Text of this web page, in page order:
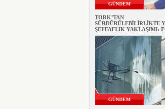
GÜNDEM
TORK’TAN
SÜRDÜRÜLEBİLİRLİKTE
ŞEFFAFLIK YAKLAŞIMI:
GÜNDEM